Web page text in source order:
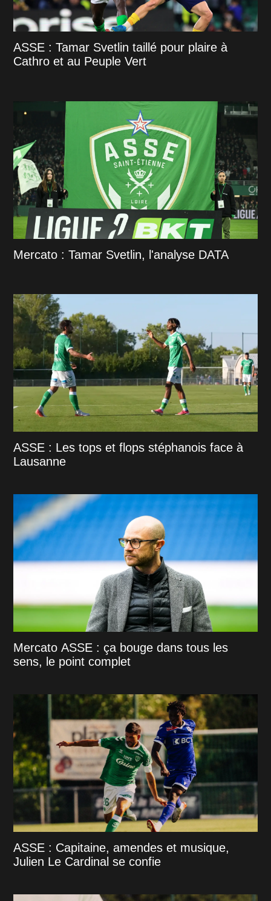
ASSE : Tamar Svetlin taillé pour plaire à
Cathro et au Peuple Vert
Mercato : Tamar Svetlin, l'analyse DATA
ASSE : Les tops et flops stéphanois face à
Lausanne
Mercato ASSE : ça bouge dans tous les
sens, le point complet
ASSE : Capitaine, amendes et musique,
Julien Le Cardinal se confie